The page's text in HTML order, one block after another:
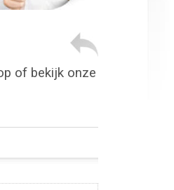
of bekijk onze